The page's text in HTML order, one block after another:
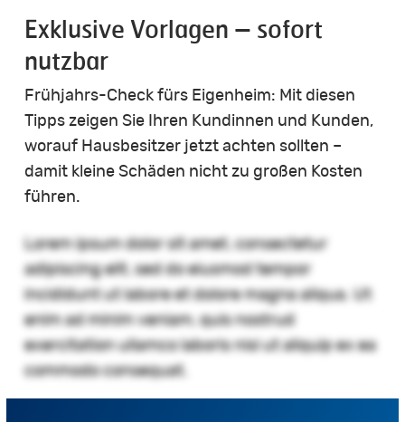
Exklusive Vorlagen – sofort
nutzbar
Frühjahrs-Check fürs Eigenheim: Mit diesen
Tipps zeigen Sie Ihren Kundinnen und Kunden,
worauf Hausbesitzer jetzt achten sollten –
damit kleine Schäden nicht zu großen Kosten
führen.
Lorem ipsum dolor sit amet, consectetur
adipiscing elit, sed do eiusmod tempor
incididunt ut labore et dolore magna aliqua. Ut
enim ad minim veniam, quis nostrud
exercitation ullamco laboris nisi ut aliquip ex ea
commodo consequat.